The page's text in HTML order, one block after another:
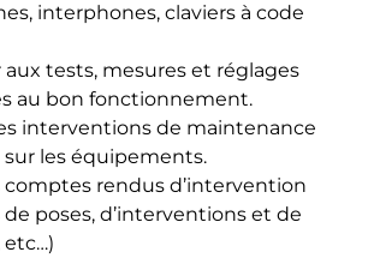
interphones, claviers à code
aux tests, mesures et réglages
au bon fonctionnement.
interventions de maintenance
les équipements.
comptes rendus d’intervention
poses, d’interventions et de
etc…)